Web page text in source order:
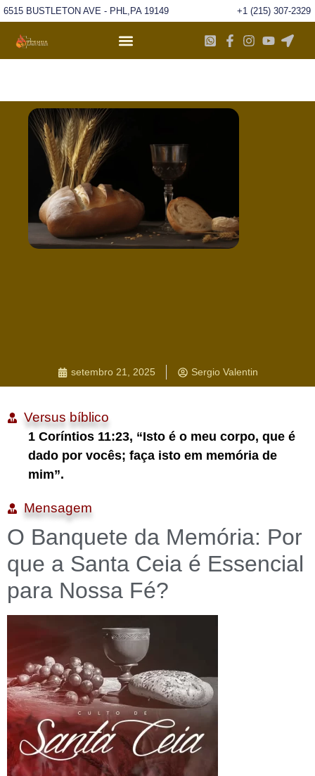
6515 BUSTLETON AVE - PHL,PA 19149 +1 (215) 307-2329
setembro 21, 2025 Sergio Valentin
Versus bíblico
1 Coríntios 11:23, “Isto é o meu corpo, que é
dado por vocês; faça isto em memória de
mim”.
Mensagem
O Banquete da Memória: Por
que a Santa Ceia é Essencial
para Nossa Fé?